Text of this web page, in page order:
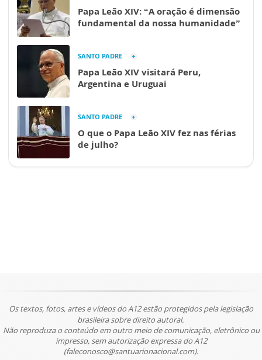
Papa Leão XIV: “A oração é dimensão
fundamental da nossa humanidade”
SANTO PADRE
Papa Leão XIV visitará Peru,
Argentina e Uruguai
SANTO PADRE
O que o Papa Leão XIV fez nas férias
de julho?
Os textos, fotos, artes e vídeos do A12 estão protegidos pela legislação
brasileira sobre direito autoral.
Não reproduza o conteúdo em outro meio de comunicação, eletrônico ou
impresso, sem autorização expressa do A12
(faleconosco@santuarionacional.com).